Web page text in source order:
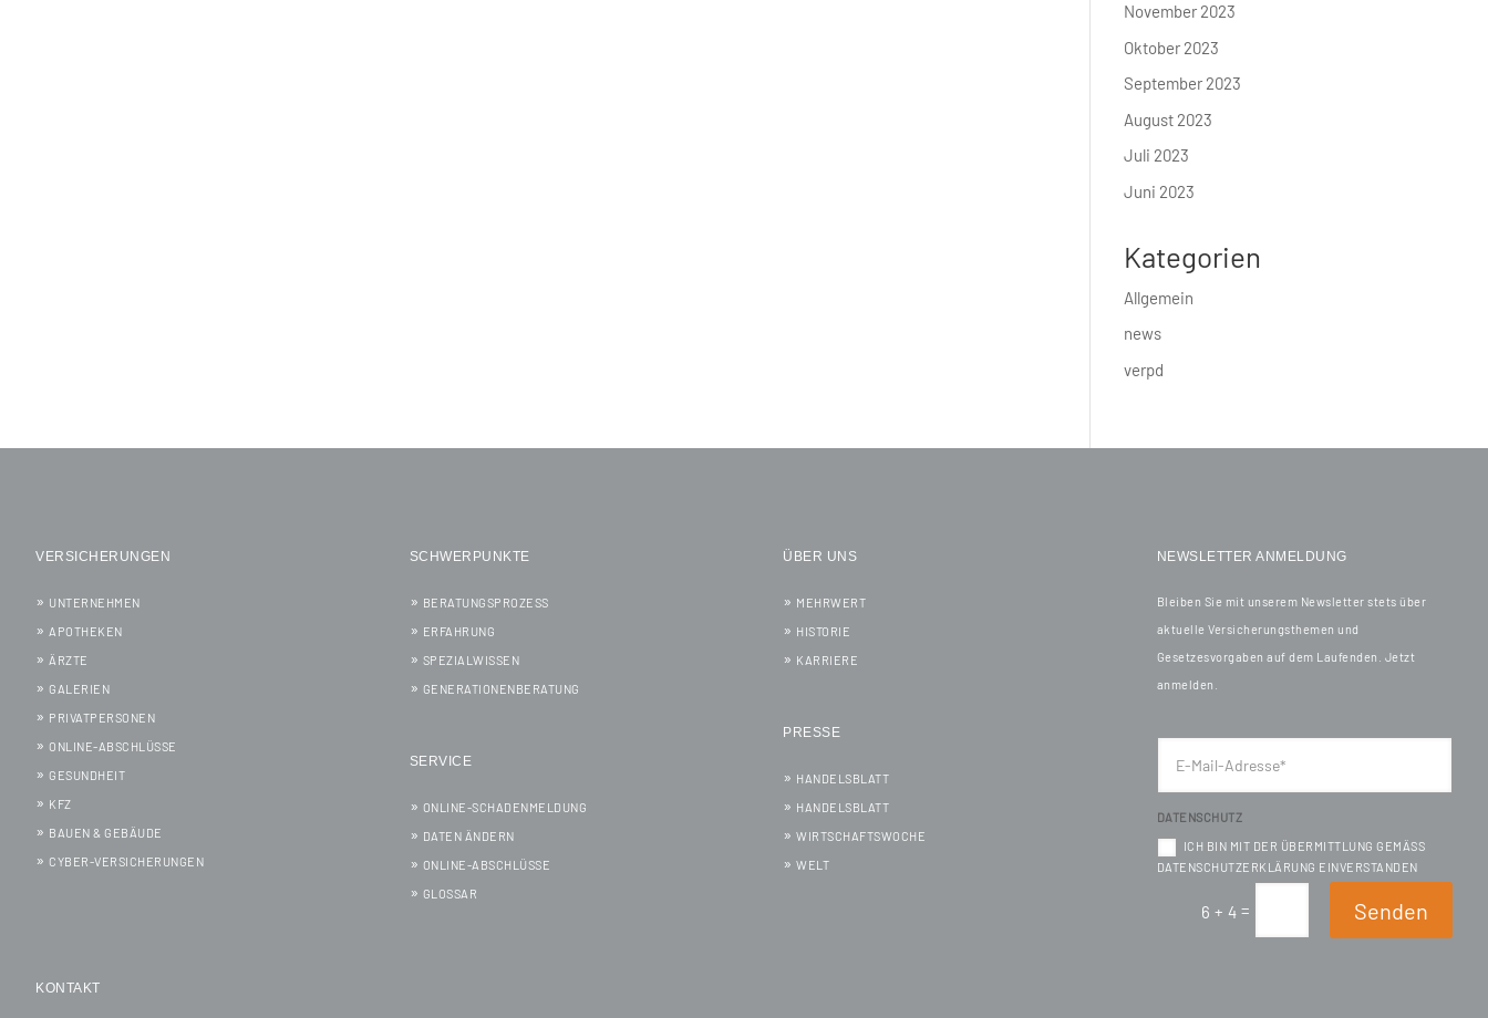
November 2023
Oktober 2023
September 2023
August 2023
Juli 2023
Juni 2023
Kategorien
Allgemein
news
verpd
VERSICHERUNGEN
UNTERNEHMEN
APOTHEKEN
ÄRZTE
GALERIEN
PRIVATPERSONEN
ONLINE-ABSCHLÜSSE
GESUNDHEIT
KFZ
BAUEN & GEBÄUDE
CYBER-VERSICHERUNGEN
SCHWERPUNKTE
BERATUNGSPROZESS
ERFAHRUNG
SPEZIALWISSEN
GENERATIONENBERATUNG
SERVICE
ONLINE-SCHADENMELDUNG
DATEN ÄNDERN
ONLINE-ABSCHLÜSSE
GLOSSAR
ÜBER UNS
MEHRWERT
HISTORIE
KARRIERE
PRESSE
HANDELSBLATT
HANDELSBLATT
WIRTSCHAFTSWOCHE
WELT
NEWSLETTER ANMELDUNG
Bleiben Sie mit unserem Newsletter stets über
aktuelle Versicherungsthemen und
Gesetzesvorgaben auf dem Laufenden. Jetzt
anmelden.
DATENSCHUTZ
ICH BIN MIT DER ÜBERMITTLUNG GEMÄSS D
ATENSCHUTZERKLÄRUNG EINVERSTANDEN
6 + 4 = Senden
KONTAKT